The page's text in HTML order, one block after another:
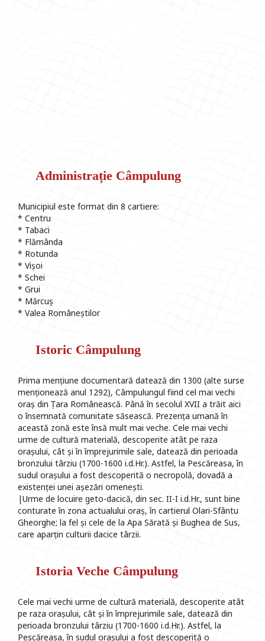
Administrație Câmpulung
Municipiul este format din 8 cartiere:
* Centru
* Tabaci
* Flămânda
* Rotunda
* Vișoi
* Schei
* Grui
* Mărcuș
* Valea Româneștilor
Istoric Câmpulung
Prima mențiune documentară datează din 1300 (alte surse
menționează anul 1292), Câmpulungul fiind cel mai vechi
oraș din Țara Românească. Până în secolul XVII a trăit aici
o însemnată comunitate săsească. Prezența umană în
această zonă este însă mult mai veche. Cele mai vechi
urme de cultură materială, descoperite atât pe raza
orașului, cât și în împrejurimile sale, datează din perioada
bronzului târziu (1700-1600 i.d.Hr.). Astfel, la Pescăreasa, în
sudul orașului a fost descoperită o necropolă, dovadă a
existenței unei așezări omenești.
|Urme de locuire geto-dacică, din sec. II-I i.d.Hr., sunt bine
conturate în zona actualului oraș, în cartierul Olari-Sfântu
Gheorghe; la fel și cele de la Apa Sărată și Bughea de Sus,
care aparțin culturii dacice târzii.
Istoria Veche Câmpulung
Cele mai vechi urme de cultură materială, descoperite atât
pe raza orașului, cât și în împrejurimile sale, datează din
perioada bronzului târziu (1700-1600 i.d.Hr.). Astfel, la
Pescăreasa, în sudul orașului a fost descoperită o